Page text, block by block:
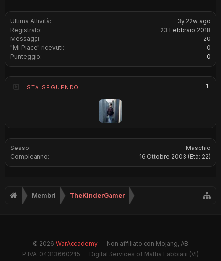
Ultima Attività:
3y 22w ago
Registrato:
23 Febbraio 2018
Messaggi:
20
"Mi Piace" ricevuti:
0
Punteggio:
0
STA SEGUENDO 1
Sesso:
Maschio
Compleanno:
16 Ottobre 2003 (Età: 22)
Membri TheKinderGamer
© 2026 WarAccademy — Non affiliato con Mojang, AB
P.IVA: 04313660245 — Digital Services of Mattia Fabbiani (VI)